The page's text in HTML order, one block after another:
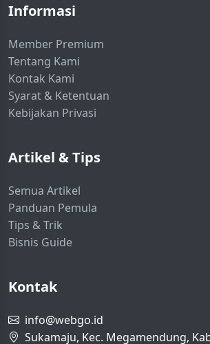
Informasi
Member Premium
Tentang Kami
Kontak Kami
Syarat & Ketentuan
Kebijakan Privasi
Artikel & Tips
Semua Artikel
Panduan Pemula
Tips & Trik
Bisnis Guide
Kontak
info@webgo.id
Sukamaju, Kec. Megamendung,